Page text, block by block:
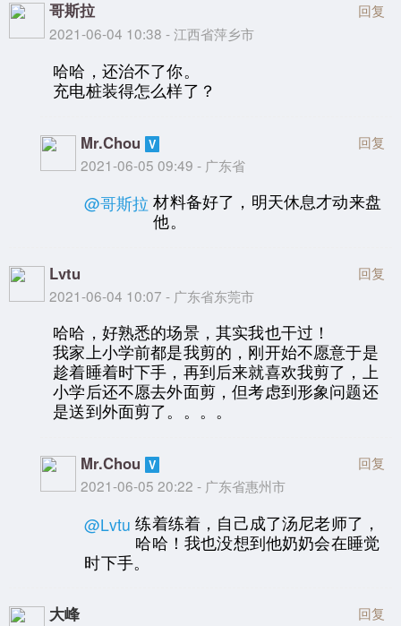
哥斯拉
2021-06-04 10:38 - 江西省萍乡市
回复
哈哈，还治不了你。
充电桩装得怎么样了？
Mr.Chou
2021-06-05 09:49 - 广东省
回复
@哥斯拉 材料备好了，明天休息才动来盘
他。
Lvtu
2021-06-04 10:07 - 广东省东莞市
回复
哈哈，好熟悉的场景，其实我也干过！
我家上小学前都是我剪的，刚开始不愿意于是
趁着睡着时下手，再到后来就喜欢我剪了，上
小学后还不愿去外面剪，但考虑到形象问题还
是送到外面剪了。。。。
Mr.Chou
2021-06-05 20:22 - 广东省惠州市
回复
@Lvtu 练着练着，自己成了汤尼老师了，
哈哈！我也没想到他奶奶会在睡觉
时下手。
大峰 回复